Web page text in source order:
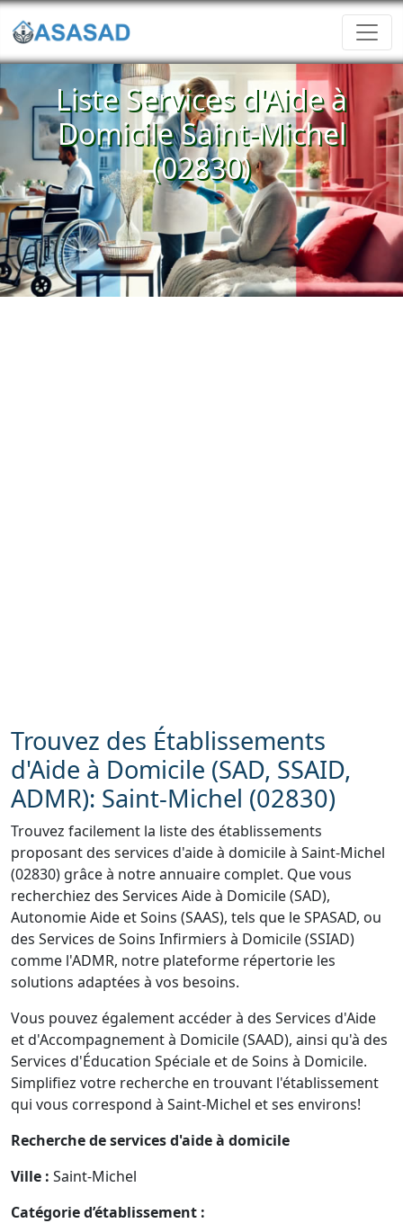
Liste Services d'Aide à
Domicile Saint-Michel
(02830)
Trouvez des Établissements
d'Aide à Domicile (SAD, SSAID,
ADMR): Saint-Michel (02830)
Trouvez facilement la liste des établissements
proposant des services d'aide à domicile à Saint-Michel
(02830) grâce à notre annuaire complet. Que vous
recherchiez des Services Aide à Domicile (SAD),
Autonomie Aide et Soins (SAAS), tels que le SPASAD, ou
des Services de Soins Infirmiers à Domicile (SSIAD)
comme l'ADMR, notre plateforme répertorie les
solutions adaptées à vos besoins.
Vous pouvez également accéder à des Services d'Aide
et d'Accompagnement à Domicile (SAAD), ainsi qu'à des
Services d'Éducation Spéciale et de Soins à Domicile.
Simplifiez votre recherche en trouvant l'établissement
qui vous correspond à Saint-Michel et ses environs!
Recherche de services d'aide à domicile
Ville : Saint-Michel
Catégorie d’établissement :